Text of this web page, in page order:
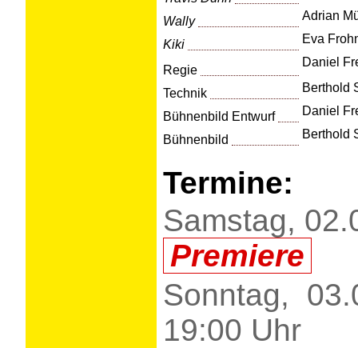
Wally Adrian
Kiki Eva
Regie
Daniel
Technik Berthold
Bühnenbild Entwurf Daniel
Bühnenbild Berthold
Termine:
Samstag,
Premiere
Sonntag,
19:00 Uhr